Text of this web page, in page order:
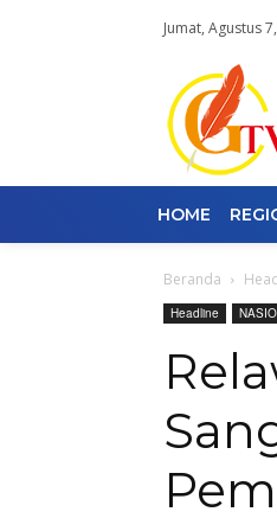
Jumat, Agustus
HOME
Beranda
Headline